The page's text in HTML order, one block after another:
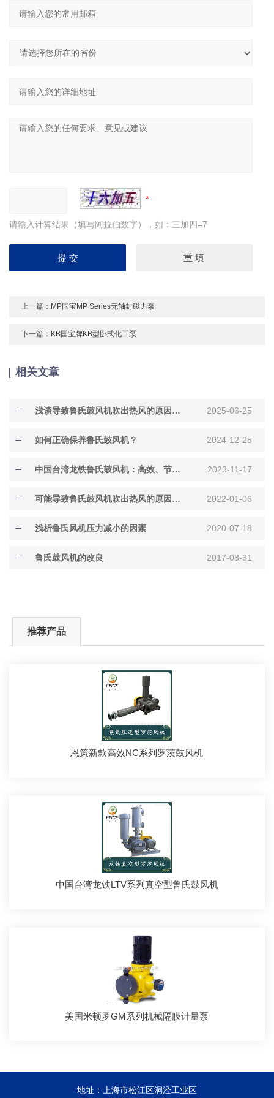
请输入计算结果（填写阿拉伯数字），如：三加四=7
上一篇： MP国宝MP Series无轴封磁力泵
下一篇： KB国宝牌KB型卧式化工泵
相关文章
浅谈导致鲁氏鼓风机吹出热风的原因有哪些? 2025-06-25
如何正确保养鲁氏鼓风机？ 2024-12-25
中国台湾龙铁鲁氏鼓风机：高效、节能、环保的工业利器 2023-11-17
可能导致鲁氏鼓风机吹出热风的原因有哪些呢 2022-01-06
浅析鲁氏风机压力减小的因素 2020-07-18
鲁氏鼓风机的改良 2017-08-31
推荐产品
恩策新款高效NC系列罗茨鼓风机
中国台湾龙铁LTV系列真空型鲁氏鼓风机
美国米顿罗GM系列机械隔膜计量泵
地址：上海市松江区洞泾工业区